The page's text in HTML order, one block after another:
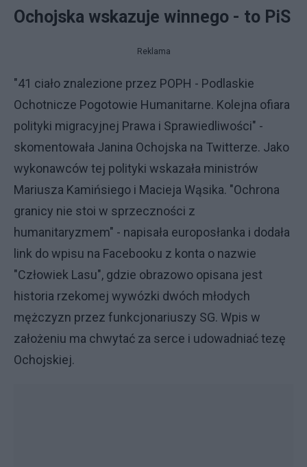
Ochojska wskazuje winnego - to PiS
Reklama
"41 ciało znalezione przez POPH - Podlaskie
Ochotnicze Pogotowie Humanitarne. Kolejna ofiara
polityki migracyjnej Prawa i Sprawiedliwości" -
skomentowała Janina Ochojska na Twitterze. Jako
wykonawców tej polityki wskazała ministrów
Mariusza Kamińsiego i Macieja Wąsika. "Ochrona
granicy nie stoi w sprzeczności z
humanitaryzmem" - napisała europosłanka i dodała
link do wpisu na Facebooku z konta o nazwie
"Człowiek Lasu", gdzie obrazowo opisana jest
historia rzekomej wywózki dwóch młodych
mężczyzn przez funkcjonariuszy SG. Wpis w
założeniu ma chwytać za serce i udowadniać tezę
Ochojskiej.